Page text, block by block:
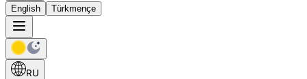
English Türkmençe
RU